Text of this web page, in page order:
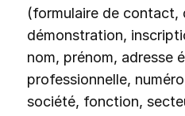
(formulaire de contact,
démonstration,
nom, prénom, adresse
professionnelle,
société, fonction,